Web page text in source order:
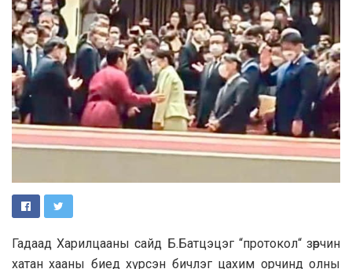
Гадаад Харилцааны сайд Б.Батцэцэг “протокол“ зөрчин
хатан хааны биед хүрсэн бичлэг цахим орчинд олны